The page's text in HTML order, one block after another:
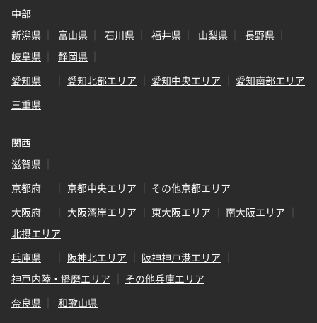
中部
新潟県
富山県 石川県 福井県 山梨県
長野県
岐阜県
静岡県
愛知県
愛知北部エリア 愛知中央エリア
愛知南部エリア
三重県
関西
滋賀県
京都府
京都中央エリア
その他京都エリア
大阪府
大阪湾岸エリア 東大阪エリア
南大阪エリア
北摂エリア
兵庫県
阪神北エリア
阪神神戸港エリア
神戸内陸・播磨エリア
その他兵庫エリア
奈良県
和歌山県